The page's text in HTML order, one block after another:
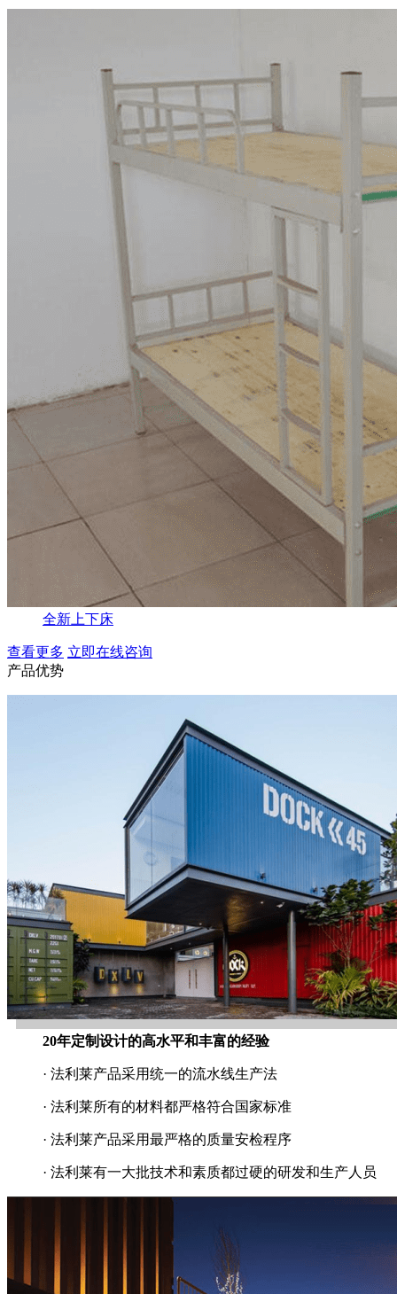
全新上下床
查看更多 立即在线咨询
产品优势
20年定制设计的高水平和丰富的经验
· 法利莱产品采用统一的流水线生产法
· 法利莱所有的材料都严格符合国家标准
· 法利莱产品采用最严格的质量安检程序
· 法利莱有一大批技术和素质都过硬的研发和生产人员